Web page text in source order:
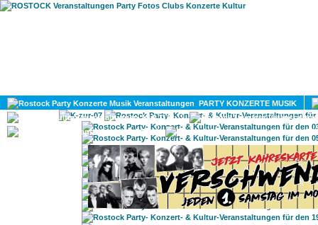
PARTY KONZERTE MUSIK
KULTUR
GAY